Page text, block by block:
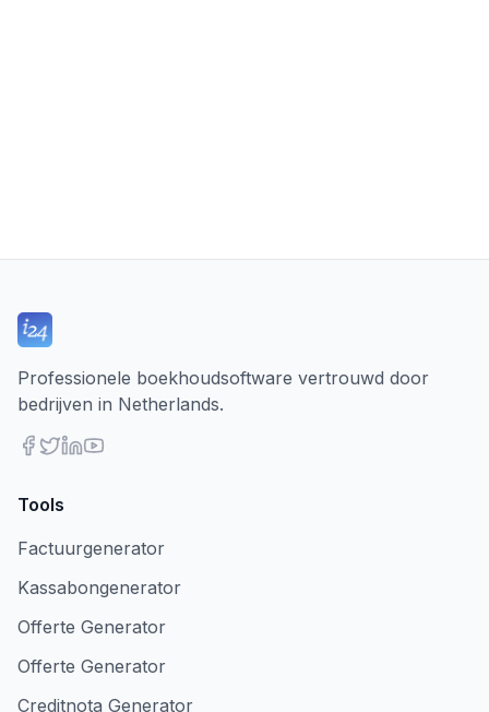
Professionele boekhoudsoftware vertrouwd door
bedrijven in Netherlands.
Tools
Factuurgenerator
Kassabongenerator
Offerte Generator
Offerte Generator
Creditnota Generator